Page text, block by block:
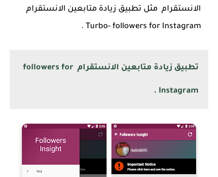
الانستقرام مثل تطبيق زيادة متابعين الانستقرام
Turbo- followers for Instagram .
تطبيق زيادة متابعين الانستقرام followers for
Instagram .